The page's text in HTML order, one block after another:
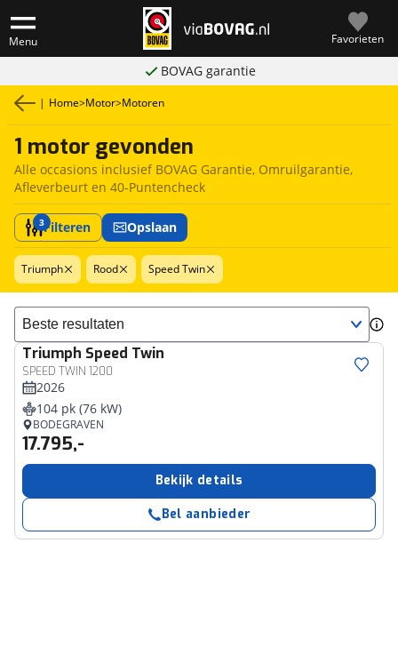
Menu Favorieten
BOVAG garantie
| Home>Motor>Motoren
1 motor gevonden
Alle occasions inclusief BOVAG Garantie, Omruilgarantie,
Afleverbeurt en 40-Puntencheck
3Filteren Opslaan
Triumph Rood Speed Twin
Sorteer resultaten
Triumph Speed Twin
SPEED TWIN 1200
2026
104 pk (76 kW)
BODEGRAVEN
17.795,-
Bekijk details
Bel aanbieder